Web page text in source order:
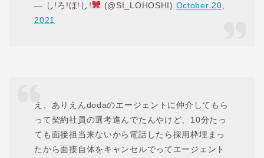
— し!ろ!ほ!し! (@SI_LOHOSHI) October 20,
2021
え、ありえんdodaのエージェントに仲介してもら
って契約社員の選考進んでたんやけど、10分たっ
ても面接担当来ないから電話したら採用枠埋まっ
たから面接自体をキャンセルでってエージェント